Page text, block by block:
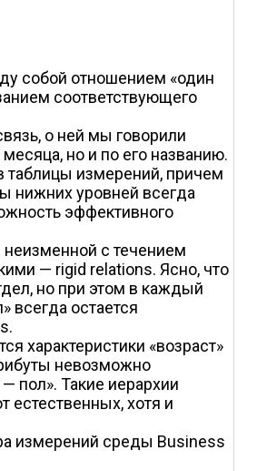
собой отношением «один
соответствующего
о ней мы говорили
но и по его названию.
таблицы измерений, причем
нижних уровней всегда
эффективного
с течением
— rigid relations. Ясно, что
но при этом в каждый
всегда остается
характеристики «возраст»
невозможно
пол». Такие иерархии
естественных, хотя и
измерений среды Business